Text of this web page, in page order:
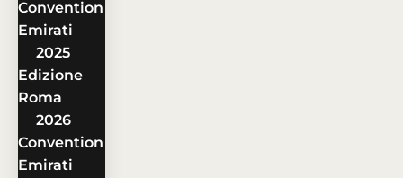
Convention
Emirati
2025
Edizione
Roma
2026
Convention
Emirati